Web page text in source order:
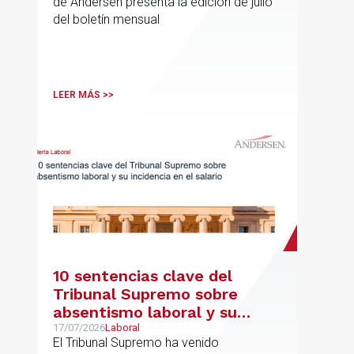
del boletín mensual
LEER MÁS >>
10 sentencias clave del
Tribunal Supremo sobre
absentismo laboral y su
incidencia en el salario
17/07/2026Laboral
El Tribunal Supremo ha venido